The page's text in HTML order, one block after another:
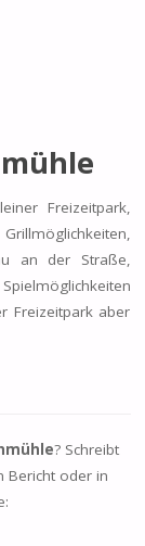
Freizeitpark,
an der Straße,
Freizeitpark aber
? Schreibt
Bericht oder in